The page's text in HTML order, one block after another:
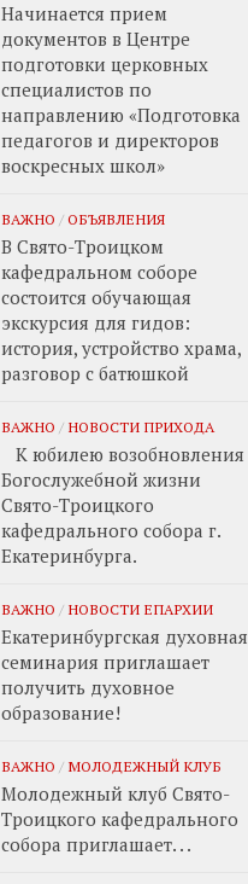
Начинается прием
документов в Центре
подготовки церковных
специалистов по
направлению «Подготовка
педагогов и директоров
воскресных школ»
ВАЖНО / ОБЪЯВЛЕНИЯ
В Свято-Троицком
кафедральном соборе
состоится обучающая
экскурсия для гидов:
история, устройство храма,
разговор с батюшкой
ВАЖНО / НОВОСТИ ПРИХОДА
К юбилею возобновления
Богослужебной жизни
Свято-Троицкого
кафедрального собора г.
Екатеринбурга.
ВАЖНО / НОВОСТИ ЕПАРХИИ
Екатеринбургская духовная
семинария приглашает
получить духовное
образование!
ВАЖНО / МОЛОДЕЖНЫЙ КЛУБ
Молодежный клуб Свято-
Троицкого кафедрального
собора приглашает. . .